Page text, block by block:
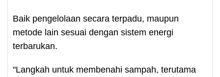
Baik pengelolaan secara terpadu, maupun
metode lain sesuai dengan sistem energi
terbarukan.
"Langkah untuk membenahi sampah, terutama